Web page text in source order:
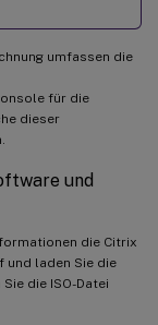
umfassen die
für die
dieser
und
die Citrix
und laden Sie die
die ISO-Datei